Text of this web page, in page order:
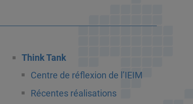
Think Tank
Centre de réflexion de l’IEIM
Récentes réalisations